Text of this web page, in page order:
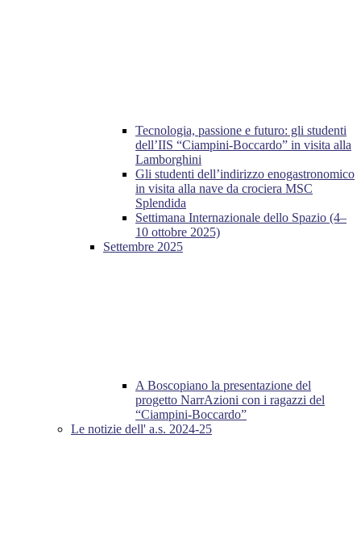
Tecnologia, passione e futuro: gli studenti
dell’IIS “Ciampini-Boccardo” in visita alla
Lamborghini
Gli studenti dell’indirizzo enogastronomico
in visita alla nave da crociera MSC
Splendida
Settimana Internazionale dello Spazio (4–
10 ottobre 2025)
Settembre 2025
A Boscopiano la presentazione del
progetto NarrAzioni con i ragazzi del
“Ciampini-Boccardo”
Le notizie dell' a.s. 2024-25